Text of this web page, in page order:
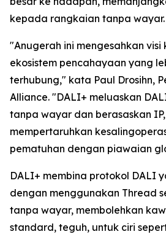
kepada rangkaian tanpa wayar.
"Anugerah ini mengesahkan visi
ekosistem pencahayaan yang
terhubung," kata Paul Drosihn,
Alliance. "DALI+ meluaskan
tanpa wayar dan berasaskan
mempertaruhkan
pematuhan dengan piawaian
DALI+ membina protokol DALI
dengan menggunakan Thread
tanpa wayar, membolehkan
standard, teguh, untuk ciri